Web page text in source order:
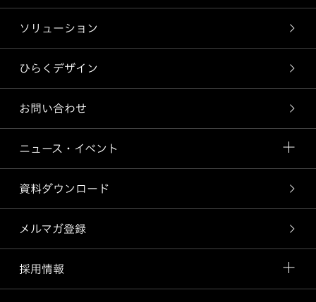
ソリューション
ひらくデザイン
お問い合わせ
ニュース・イベント
資料ダウンロード
メルマガ登録
採用情報